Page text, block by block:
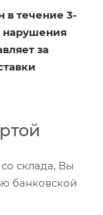
в течение 3-
нарушения
за
склада, Вы
банковской